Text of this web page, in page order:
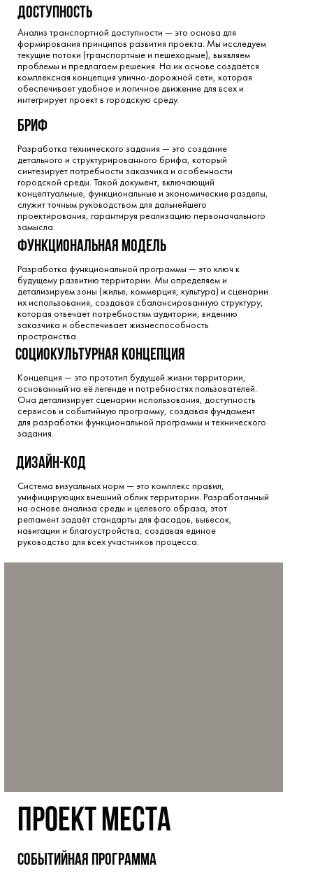
событийная программа
Система визуальных норм — это комплекс правил,
унифицирующих внешний облик территории. Разработанный
на основе анализа среды и целевого образа, этот
регламент задаёт стандарты для фасадов, вывесок,
навигации и благоустройства, создавая единое
руководство для всех участников процесса.
Концепция — это прототип будущей жизни территории,
основанный на её легенде и потребностях пользователей.
Она детализирует сценарии использования, доступность
сервисов и событийную программу, создавая фундамент
для разработки функциональной программы и технического
задания.
Разработка функциональной программы — это ключ к
будущему развитию территории. Мы определяем и
детализируем зоны (жилье, коммерция, культура) и сценарии
их использования, создавая сбалансированную структуру,
которая отвечает потребностям аудитории, видению
заказчика и обеспечивает жизнеспособность
пространства.
Разработка технического задания — это создание
детального и структурированного брифа, который
синтезирует потребности заказчика и особенности
городской среды. Такой документ, включающий
концептуальные, функциональные и экономические разделы,
служит точным руководством для дальнейшего
проектирования, гарантируя реализацию первоначального
замысла.
Анализ транспортной доступности — это основа для
формирования принципов развития проекта. Мы исследуем
текущие потоки (транспортные и пешеходные), выявляем
проблемы и предлагаем решения. На их основе создаётся
комплексная концепция улично-дорожной сети, которая
обеспечивает удобное и логичное движение для всех и
интегрирует проект в городскую среду.
дизайн-код
социокультурная концепция
функциональная модель
бриф
доступность
проект места